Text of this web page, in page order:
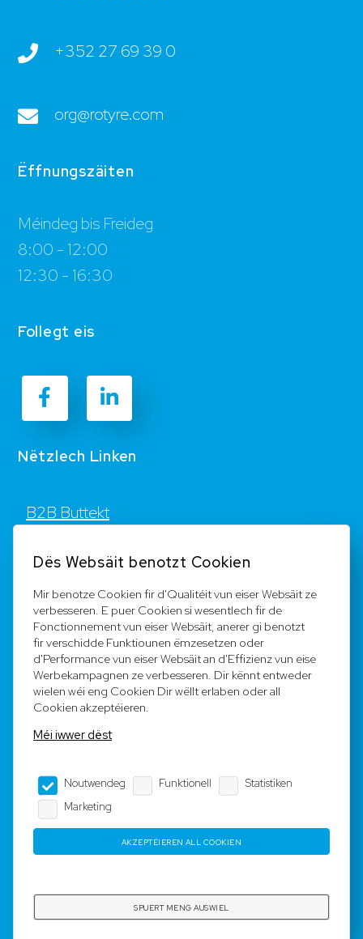
+352 27 69 39 0
org@rotyre.com
Ëffnungszäiten
Méindeg bis Freideg
8:00 - 12:00
12:30 - 16:30
Follegt eis
Nëtzlech Linken
B2B Buttekt
Registréieren
Equipe
Legal Notice
Impressum
Dateschutz
3W.LU
Dës Websäit benotzt Cookien
Mir benotze Cookien fir d'Qualitéit vun eiser Websäit ze
verbesseren. E puer Cookien si wesentlech fir de
Fonctionnement vun eiser Websäit, anerer gi benotzt
fir verschidde Funktiounen ëmzesetzen oder
d'Performance vun eiser Websäit an d'Effizienz vun eise
Werbekampagnen ze verbesseren. Dir kënnt entweder
wielen wéi eng Cookien Dir wëllt erlaben oder all
Cookien akzeptéieren.
Méi iwwer dëst
Noutwendeg Funktionell
Statistiken
Marketing
AKZEPTÉIEREN ALL COOKIEN
SPUERT MENG AUSWIEL